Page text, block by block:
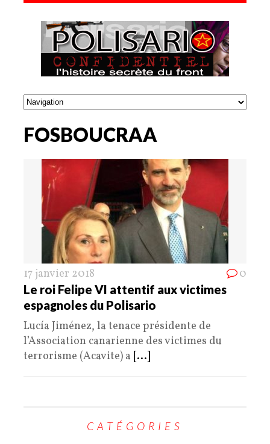
FOSBOUCRAA
17 janvier 2018 0
Le roi Felipe VI attentif aux victimes
espagnoles du Polisario
Lucía Jiménez, la tenace présidente de
l’Association canarienne des victimes du
terrorisme (Acavite) a [...]
CATÉGORIES